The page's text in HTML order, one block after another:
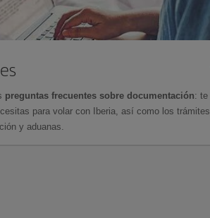
preguntas frecuentes sobre documentación: te
para volar con Iberia, así como los trámites
y aduanas.